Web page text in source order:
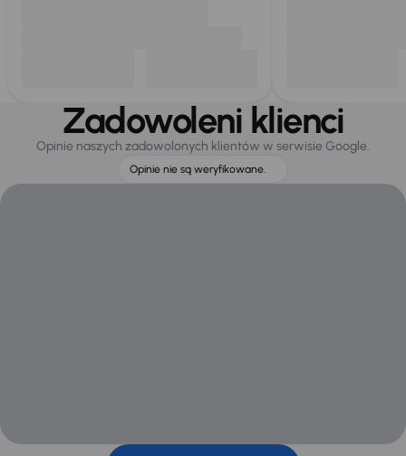
Zadowoleni klienci
Opinie naszych zadowolonych klientów w serwisie Google.
Opinie nie są weryfikowane.